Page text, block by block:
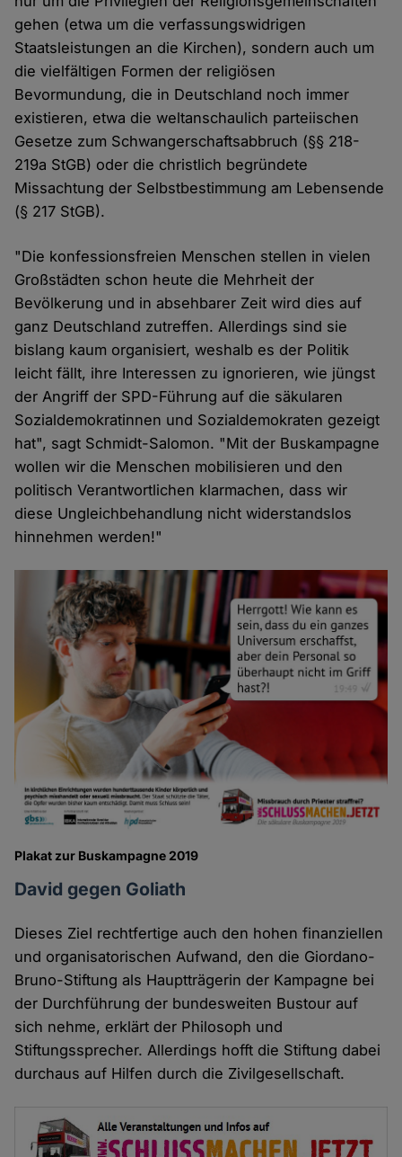
gehen (etwa um die verfassungswidrigen
Staatsleistungen an die Kirchen), sondern auch um
die vielfältigen Formen der religiösen
Bevormundung, die in Deutschland noch immer
existieren, etwa die weltanschaulich parteiischen
Gesetze zum Schwangerschaftsabbruch (§§ 218-
219a StGB) oder die christlich begründete
Missachtung der Selbstbestimmung am Lebensende
(§ 217 StGB).
"Die konfessionsfreien Menschen stellen in vielen
Großstädten schon heute die Mehrheit der
Bevölkerung und in absehbarer Zeit wird dies auf
ganz Deutschland zutreffen. Allerdings sind sie
bislang kaum organisiert, weshalb es der Politik
leicht fällt, ihre Interessen zu ignorieren, wie jüngst
der Angriff der SPD-Führung auf die säkularen
Sozialdemokratinnen und Sozialdemokraten gezeigt
hat", sagt Schmidt-Salomon. "Mit der Buskampagne
wollen wir die Menschen mobilisieren und den
politisch Verantwortlichen klarmachen, dass wir
diese Ungleichbehandlung nicht widerstandslos
hinnehmen werden!"
Plakat zur Buskampagne 2019
David gegen Goliath
Dieses Ziel rechtfertige auch den hohen finanziellen
und organisatorischen Aufwand, den die Giordano-
Bruno-Stiftung als Hauptträgerin der Kampagne bei
der Durchführung der bundesweiten Bustour auf
sich nehme, erklärt der Philosoph und
Stiftungssprecher. Allerdings hofft die Stiftung dabei
durchaus auf Hilfen durch die Zivilgesellschaft.